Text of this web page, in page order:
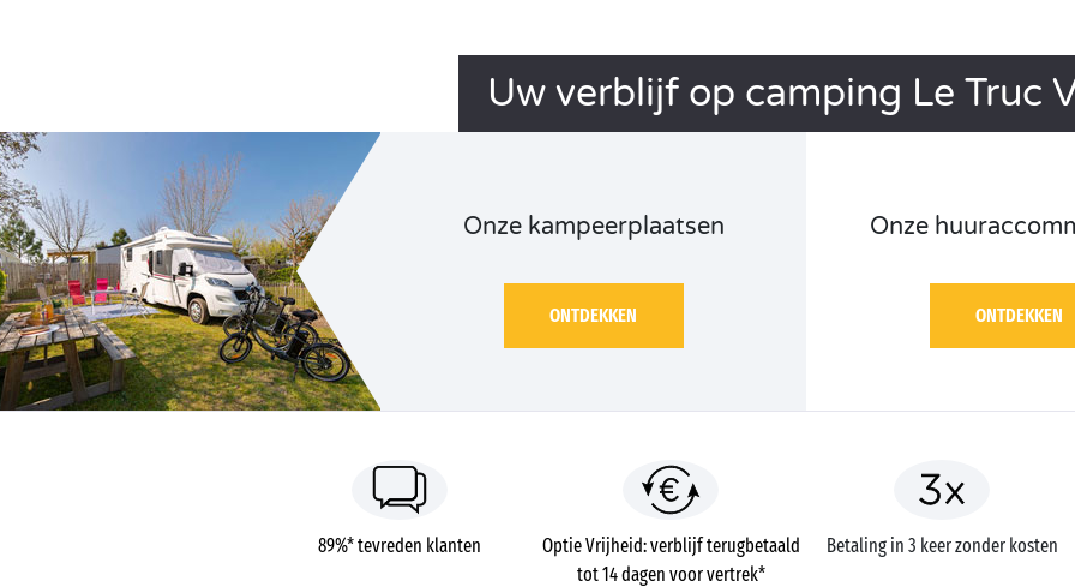
Uw verblijf op camping Le Truc
Onze kampeerplaatsen
ONTDEKKEN
Onze
ONTDEKKEN
89%* tevreden klanten
Optie Vrijheid: verblijf terugbetaald
tot 14 dagen voor vertrek*
Betaling in 3 keer zonder kosten